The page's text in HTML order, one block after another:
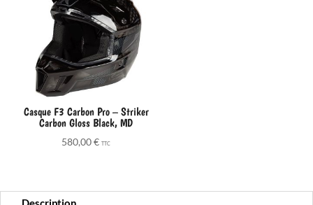
Casque F3 Carbon Pro – Striker
Carbon Gloss Black, MD
580,00€ TTC